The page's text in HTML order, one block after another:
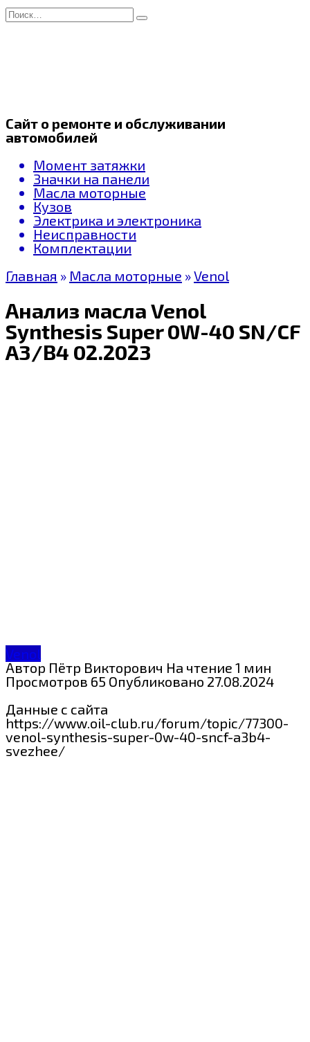
Перейти
к
Search
for:
Сайт о ремонте и обслуживании
автомобилей
Момент затяжки
Значки на панели
Масла моторные
Кузов
Электрика и электроника
Неисправности
Комплектации
Главная » Масла моторные »Venol
Анализ масла Venol
Synthesis Super 0W-40 SN/CF
A3/B4 02.2023
Venol
Автор Пётр Викторович На чтение 1 мин
Просмотров 65 Опубликовано 27.08.2024
Данные с сайта
https://www.oil-club.ru/forum/topic/77300-
venol-synthesis-super-0w-40-sncf-a3b4-
svezhee/